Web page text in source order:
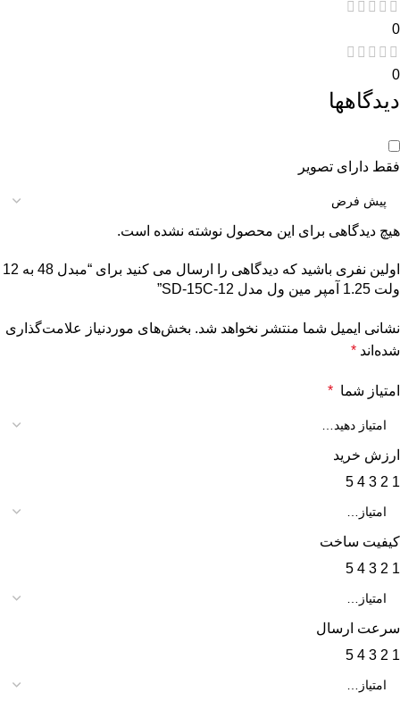
0
0
دیدگاهها
فقط دارای تصویر
هیچ دیدگاهی برای این محصول نوشته نشده است.
اولین نفری باشید که دیدگاهی را ارسال می کنید برای “مبدل 48 به 12
ولت 1.25 آمپر مین ول مدل SD-15C-12”
نشانی ایمیل شما منتشر نخواهد شد. بخش‌های موردنیاز علامت‌گذاری
شده‌اند *
امتیاز شما *
ارزش خرید
1
2
3
4
5
کیفیت ساخت
1
2
3
4
5
سرعت ارسال
1
2
3
4
5